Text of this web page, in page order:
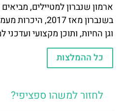
ארמון שנברון למטיילים, מביאים
בשנברון מאז
וגן החיות, ותוכן מקצועי
כל ההמלצות
לחזור למשהו ספציפי?